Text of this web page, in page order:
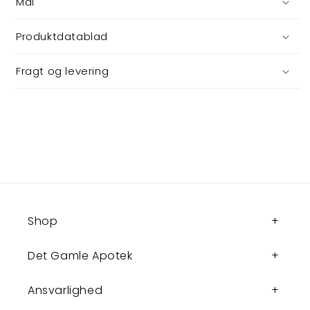
Produktdatablad
Fragt og levering
Shop
Det Gamle Apotek
Ansvarlighed